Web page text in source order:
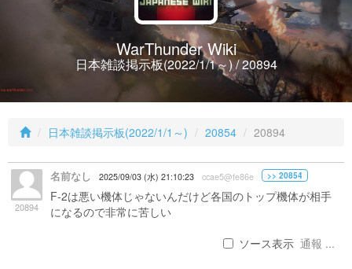
WarThunder Wiki
日本雑談掲示板(2022/1/1～) / 20894
日本雑談掲示板(2022/1/1～) 20854 20894
20894
名前なし 2025/09/03 (水) 21:10:23 ccae5@fe86e >> 20854
F-2は悪い機体じゃないんだけど各国のトップ機体が相手
になるので非常に苦しい
ソース表示 通報 ...